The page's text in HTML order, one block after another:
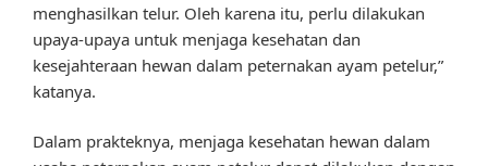
menghasilkan telur. Oleh karena itu, perlu dilakukan
upaya-upaya untuk menjaga kesehatan dan
kesejahteraan hewan dalam peternakan ayam petelur,”
katanya.
Dalam prakteknya, menjaga kesehatan hewan dalam